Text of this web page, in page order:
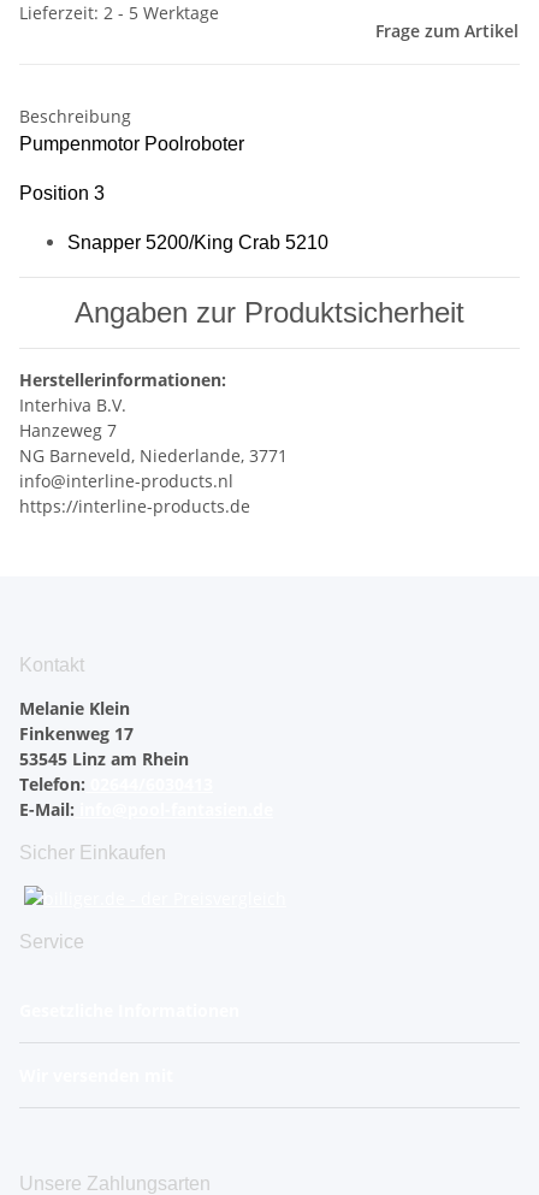
Lieferzeit: 2 - 5 Werktage
Frage zum Artikel
Beschreibung
Pumpenmotor Poolroboter
Position 3
Snapper 5200/King Crab 5210
Angaben zur Produktsicherheit
Herstellerinformationen:
Interhiva B.V.
Hanzeweg 7
NG Barneveld, Niederlande, 3771
info@interline-products.nl
https://interline-products.de
Kontakt
Melanie Klein
Finkenweg 17
53545 Linz am Rhein
Telefon:
E-Mail:
Sicher Einkaufen
Service
Unsere Zahlungsarten